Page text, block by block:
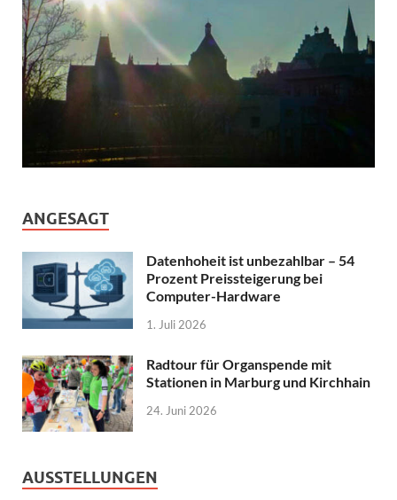
ANGESAGT
Datenhoheit ist unbezahlbar – 54
Prozent Preissteigerung bei
Computer-Hardware
1. Juli 2026
Radtour für Organspende mit
Stationen in Marburg und Kirchhain
24. Juni 2026
AUSSTELLUNGEN